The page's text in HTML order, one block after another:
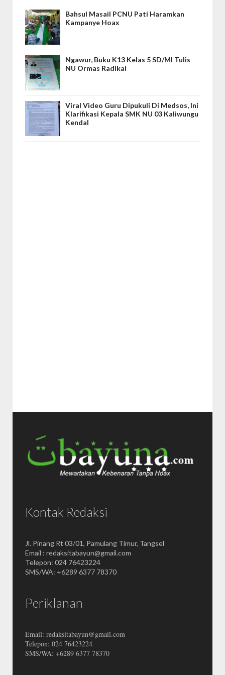
Bahsul Masail PCNU Pati Haramkan
Kampanye Hoax
Ngawur, Buku K13 Kelas 5 SD/MI Tulis
NU Ormas Radikal
Viral Video Guru Dipukuli Di Medsos, Ini
Klarifikasi Kepala SMK NU 03 Kaliwungu
Kendal
Kontak Redaksi
Jl. Pinang Rt 03/01, Pamulang Timur, Tangsel
Email : redaksitabayun@gmail.com
Telepon: 024 76423224
SMS/WA: +6289 6377 78370
Periklanan
Email: redaksitabayun@gmail.com
Telepon: 024 76423224
SMS/WA: +6289 6377 78370